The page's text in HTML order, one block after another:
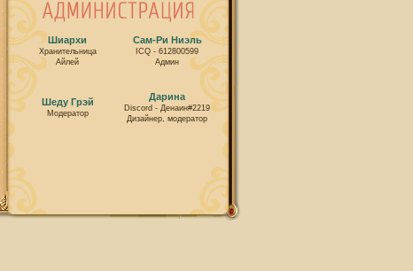
Шиархи
Хранительница
Айлей
Сам-Ри Ниэль
ICQ - 612800599
Админ
Шеду Грэй
Модератор
Дарина
Discord - Денаин#2219
Дизайнер, модератор